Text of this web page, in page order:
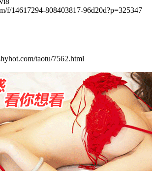
f/14617294-808403817-96d20d?p=325347
taotu/7562.html